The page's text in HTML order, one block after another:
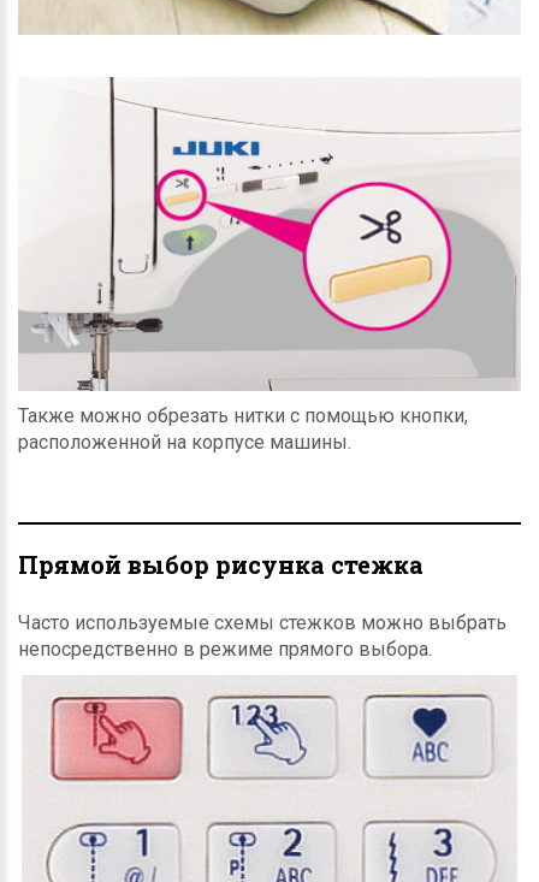
Также можно обрезать нитки с помощью кнопки,
расположенной на корпусе машины.
Прямой выбор рисунка стежка
Часто используемые схемы стежков можно выбрать
непосредственно в режиме прямого выбора.